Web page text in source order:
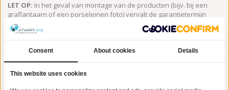
LET OP: In het geval van montage van de producten (bijv. bij een
graflantaarn of een porseleinen foto) vervalt de garantietermijn
nadat het product / de producten zijn gemonteerd (lees:
verwerkt) en is UitvaartUniq.nl niet meer aansprakelijk voor schade.
Montage en/of demontage kosten vallen buiten de
garantievoorwaarden. Kosten die u (koper) maakt t.b.v montage of
die ontstaan uit montage en/of demontage werkzaamheden vallen
beide niet binnen de garantievoorwaarden en UitvaartUniq.nl is hier
nimmer voor aansprakelijk.
Consent About cookies Details
This website uses cookies